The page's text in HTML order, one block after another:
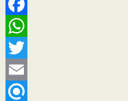
Facebook
WhatsApp
Twitter
Email